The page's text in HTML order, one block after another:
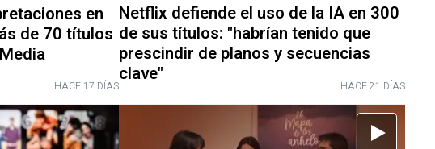
en
de 70 títulos
HACE 17 DÍAS
Netflix defiende el uso de la IA en 300
de sus títulos: "habrían tenido que
prescindir de planos y secuencias
clave"
HACE 21 DÍAS